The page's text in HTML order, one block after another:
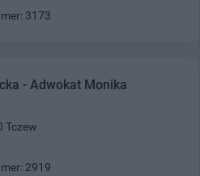
3173
- Adwokat Monika
Tczew
2919